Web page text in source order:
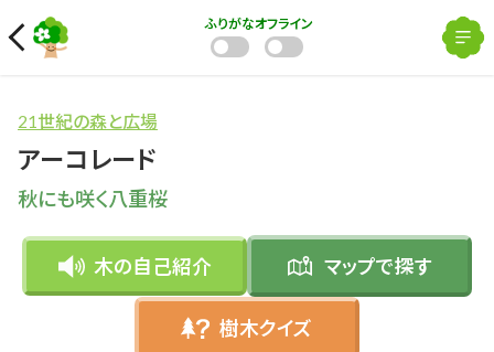
ふりがなオフライン
21世紀の森と広場
アーコレード
秋にも咲く八重桜
木の自己紹介 マップで探す
樹木クイズ